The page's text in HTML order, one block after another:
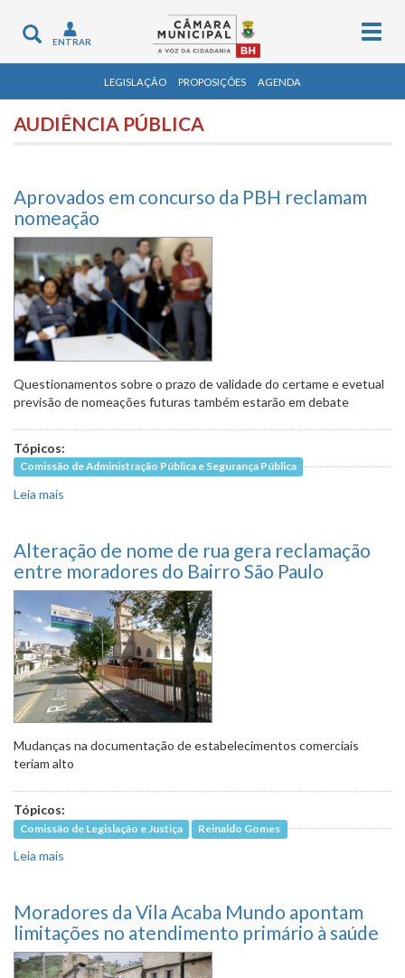
Toggle
navigation
ENTRAR
LEGISLAÇÃO PROPOSIÇÕES AGENDA
AUDIÊNCIA PÚBLICA
Aprovados em concurso da PBH reclamam
nomeação
Questionamentos sobre o prazo de validade do certame e evetual
previsão de nomeações futuras também estarão em debate
Tópicos:
Comissão de Administração Pública e Segurança Pública
Leia mais
Alteração de nome de rua gera reclamação
entre moradores do Bairro São Paulo
Mudanças na documentação de estabelecimentos comerciais
teriam alto
Tópicos:
Comissão de Legislação e Justiça Reinaldo Gomes
Leia mais
Moradores da Vila Acaba Mundo apontam
limitações no atendimento primário à saúde